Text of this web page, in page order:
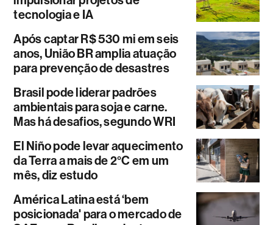
tecnologia e IA
Após captar R$ 530 mi em seis
anos, União BR amplia atuação
para prevenção de desastres
Brasil pode liderar padrões
ambientais para soja e carne.
Mas há desafios, segundo WRI
El Niño pode levar aquecimento
da Terra a mais de 2°C em um
mês, diz estudo
América Latina está ‘bem
posicionada' para o mercado de